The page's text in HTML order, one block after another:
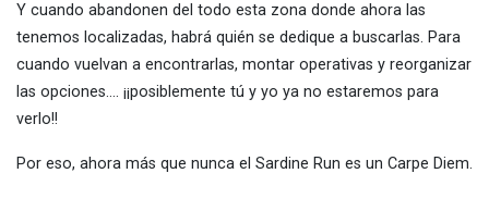
Y cuando abandonen del todo esta zona donde ahora las
tenemos localizadas, habrá quién se dedique a buscarlas. Para
cuando vuelvan a encontrarlas, montar operativas y reorganizar
las opciones…. ¡¡posiblemente tú y yo ya no estaremos para
verlo!!
Por eso, ahora más que nunca el Sardine Run es un Carpe Diem.